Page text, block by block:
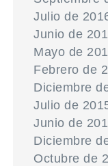
Julio de
Junio de
Mayo de
Febrero de
Diciembre
Julio de
Junio de
Diciembre
Octubre de